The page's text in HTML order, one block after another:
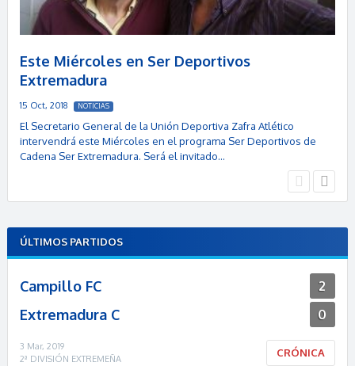
Este Miércoles en Ser Deportivos
Extremadura
15 Oct, 2018 NOTICIAS
El Secretario General de la Unión Deportiva Zafra Atlético
intervendrá este Miércoles en el programa Ser Deportivos de
Cadena Ser Extremadura. Será el invitado…
ÚLTIMOS PARTIDOS
Campillo FC 2
Extremadura C 0
3 Mar, 2019
2ª DIVISIÓN EXTREMEÑA
CRÓNICA